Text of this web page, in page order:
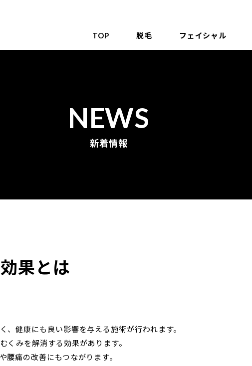
TOP 脱毛 フェイシャル
NEWS
新着情報
果とは
健康にも良い影響を与える施術が行われます。
くみを解消する効果があります。
腰痛の改善にもつながります。